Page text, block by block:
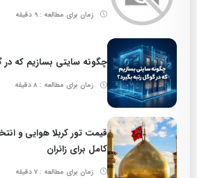
زمان برای مطالعه : 9 دقیقه
چگونه سایتی بسازیم که در
زمان برای مطالعه : 8 دقیقه
قیمت تور کربلا هوایی و
کامل برای زائران
زمان برای مطالعه : 7 دقیقه